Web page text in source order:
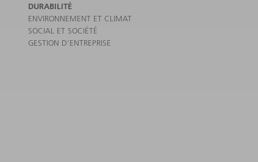
DURABILITÉ
ENVIRONNEMENT ET CLIMAT
SOCIAL ET SOCIÉTÉ
GESTION D'ENTREPRISE